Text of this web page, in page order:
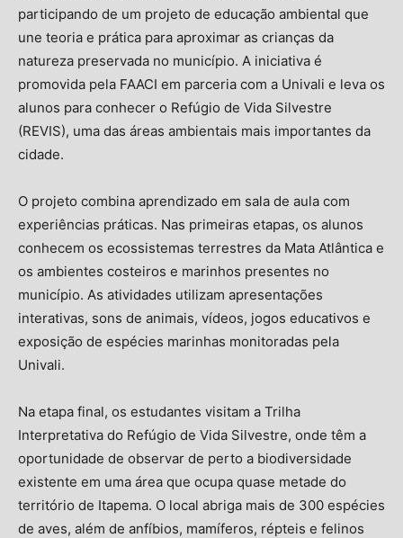
participando de um projeto de educação ambiental que
une teoria e prática para aproximar as crianças da
natureza preservada no município. A iniciativa é
promovida pela FAACI em parceria com a Univali e leva os
alunos para conhecer o Refúgio de Vida Silvestre
(REVIS), uma das áreas ambientais mais importantes da
cidade.
O projeto combina aprendizado em sala de aula com
experiências práticas. Nas primeiras etapas, os alunos
conhecem os ecossistemas terrestres da Mata Atlântica e
os ambientes costeiros e marinhos presentes no
município. As atividades utilizam apresentações
interativas, sons de animais, vídeos, jogos educativos e
exposição de espécies marinhas monitoradas pela
Univali.
Na etapa final, os estudantes visitam a Trilha
Interpretativa do Refúgio de Vida Silvestre, onde têm a
oportunidade de observar de perto a biodiversidade
existente em uma área que ocupa quase metade do
território de Itapema. O local abriga mais de 300 espécies
de aves, além de anfíbios, mamíferos, répteis e felinos